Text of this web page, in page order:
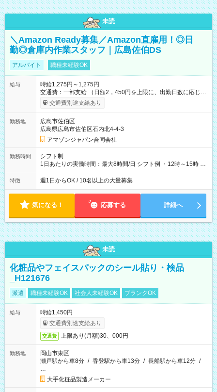
未読
＼Amazon Ready募集／Amazon直雇用！◎日
勤◎倉庫内作業スタッフ｜広島佐伯DS
アルバイト 職種未経験OK
給与
時給1,275円～1,275円
交通費：一部支給 （日額2，450円を上限に、出勤日数に応じて
実費支給） ※22:00～翌5:00までは時給25%UP！ ■給与前払い
制度あり ※前払い額の上限あり、手数料無料（Amazon負担）
交通費別途支給あり
勤務地
広島市佐伯区
広島県広島市佐伯区石内北4-4-3
アマゾンジャパン合同会社
勤務時間
シフト制
1日あたりの実働時間：最大8時間/日 シフト例 ・12時～15時 入
社後、就業可能シフトをご確認の上、申請してください。
特徴 週1日からOK / 10名以上の大量募集
気になる！ 応募する 詳細へ
未読
化粧品やフェイスパックのシール貼り・検品
_H121676
派遣 職種未経験OK 社会人未経験OK ブランクOK
給与
時給1,450円
交通費別途支給あり
交通費 上限あり(月額)30、000円
勤務地
岡山市東区
瀬戸駅から車8分 / 香登駅から車13分 / 長船駅から車12分 /
…
大手化粧品製造メーカー